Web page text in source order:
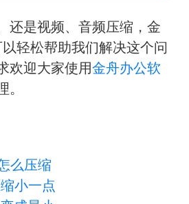
还是视频、音频压缩，金
轻松帮助我们解决这个问
欢迎大家使用金舟办公软
。
么压缩
小一点